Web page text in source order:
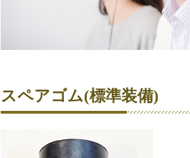
スペアゴム(標準装備)